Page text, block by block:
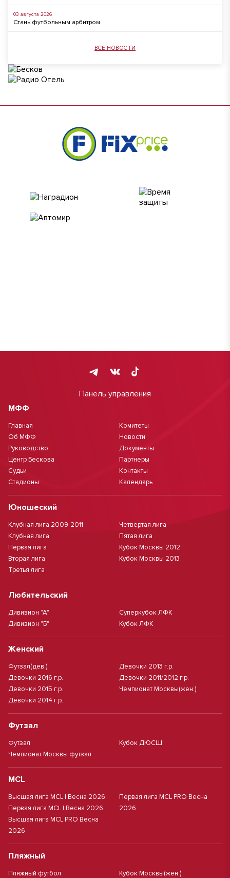
03 августа 2026
Стань футбольным арбитром
ВСЕ НОВОСТИ
Панель управления
МФФ
Главная
Об МФФ
Руководство
Центр Бескова
Судьи
Стадионы
Комитеты
Новости
Документы
Партнеры
Контакты
Календарь
Юношеский
Клубная лига 2009-2011
Клубная лига
Первая лига
Вторая лига
Третья лига
Четвертая лига
Пятая лига
Кубок Москвы 2012
Кубок Москвы 2013
Любительский
Дивизион "А"
Дивизион "Б"
Суперкубок ЛФК
Кубок ЛФК
Женский
Футзал(дев.)
Девочки 2016 г.р.
Девочки 2015 г.р.
Девочки 2014 г.р.
Девочки 2013 г.р.
Девочки 2011/2012 г.р.
Чемпионат Москвы(жен.)
Футзал
Футзал
Чемпионат Москвы футзал
Кубок ДЮСШ
MCL
Высшая лига MCL | Весна 2026
Первая лига MCL | Весна 2026
Высшая лига MCL PRO Весна
2026
Первая лига MCL PRO Весна
2026
Пляжный
Пляжный футбол Кубок Москвы(жен.)